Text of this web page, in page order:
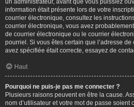
un administrateur, avant que vous puissiez
information était présente lors de votre
courrier électronique, consultez les
courrier électronique, vous avez
de courrier électronique ou le courrier
pourriel. Si vous êtes certain que l’adresse
avez spécifiée était correcte, essayez de
Haut
Pourquoi ne puis-je pas me connecter ?
Plusieurs raisons peuvent en être la cause.
nom d’utilisateur et votre mot de passe soient